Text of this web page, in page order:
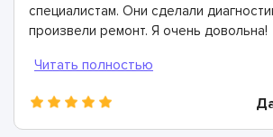
специалистам. Они сделали
произвели ремонт. Я очень довольна!